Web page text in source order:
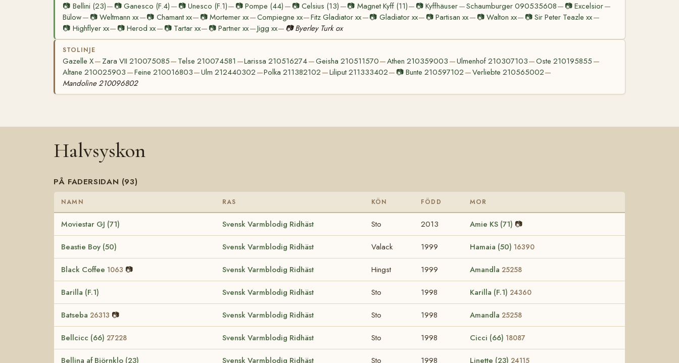
📷 Bellini (23)— 📷Ganesco (F.4) — 📷 Unesco (F.1)— 📷 Pompe (44) — 📷Celsius (13) —📷 Magnet Kyff (11)— 📷Kyffhäuser—Schaumburger 090535608— 📷Excelsior—
Bülow— 📷Weltmann xx—📷 Chamant xx— 📷Mortemer xx—Compiegne xx—Fitz Gladiator xx—📷 Gladiator xx— 📷Partisan xx— 📷 Walton xx— 📷 Sir Peter Teazle xx—
📷 Highflyer xx— 📷Herod xx— 📷 Tartar xx— 📷 Partner xx—Jigg xx— 📷 Byerley Turk ox
STOLINJE
Gazelle X— Zara VII 210075085— Telse 210074581 —Larissa 210516274—Geisha 210511570—Athen 210359003 —Ulmenhof 210307103—Oste 210195855 —
Altane 210025903 —Feine 210016803—Ulm 212440302 —Polka 211382102 —Liliput 211333402— 📷 Bunte 210597102 —Verliebte 210565002—
Mandoline 210096802
Halvsyskon
PÅ FADERSIDAN (93)
NAMN RAS KÖN FÖDD MOR
Moviestar GJ (71) Svensk Varmblodig Ridhäst Sto 2013 Amie KS (71) 📷
Beastie Boy (50) Svensk Varmblodig Ridhäst Valack 1999 Hamaia (50) 16390
Black Coffee 1063 📷 Svensk Varmblodig Ridhäst Hingst 1999 Amandla 25258
Barilla (F.1) Svensk Varmblodig Ridhäst Sto 1998 Karilla (F.1) 24360
Batseba 26313 📷 Svensk Varmblodig Ridhäst Sto 1998 Amandla 25258
Bellcicc (66) 27228 Svensk Varmblodig Ridhäst Sto 1998 Cicci (66) 18087
Bellina af Björnklo (23) Svensk Varmblodig Ridhäst Sto 1998 Linette (23) 24115